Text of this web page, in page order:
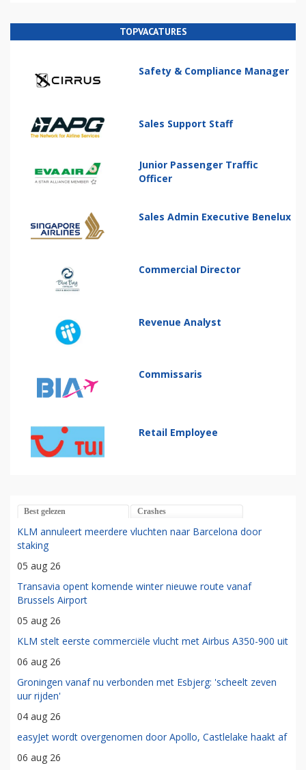
TOPVACATURES
Safety & Compliance Manager
Sales Support Staff
Junior Passenger Traffic
Officer
Sales Admin Executive Benelux
Commercial Director
Revenue Analyst
Commissaris
Retail Employee
Best gelezen Crashes
KLM annuleert meerdere vluchten naar Barcelona door
staking
05 aug 26
Transavia opent komende winter nieuwe route vanaf
Brussels Airport
05 aug 26
KLM stelt eerste commerciële vlucht met Airbus A350-900 uit
06 aug 26
Groningen vanaf nu verbonden met Esbjerg: 'scheelt zeven
uur rijden'
04 aug 26
easyJet wordt overgenomen door Apollo, Castlelake haakt af
06 aug 26